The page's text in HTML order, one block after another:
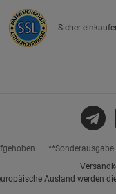
Sicher
Ausland werden